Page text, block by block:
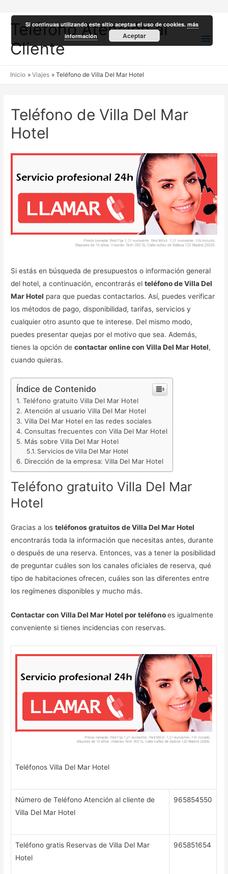
Teléfono Atención al
Cliente
Inicio Viajes Teléfono de Villa Del Mar Hotel
Teléfono de Villa Del Mar
Hotel
Si estás en búsqueda de presupuestos o información general
del hotel, a continuación, encontrarás elteléfono de Villa Del
Mar Hotel para que puedas contactarlos. Así, puedes verificar
los métodos de pago, disponibilidad, tarifas, servicios y
cualquier otro asunto que te interese. Del mismo modo,
puedes presentar quejas por el motivo que sea. Además,
tienes la opción decontactar online con Villa Del Mar Hotel,
cuando quieras.
Índice de Contenido
Teléfono gratuito Villa Del Mar Hotel
Atención al usuario Villa Del Mar Hotel
Villa Del Mar Hotel en las redes sociales
Consultas frecuentes con Villa Del Mar Hotel
Más sobre Villa Del Mar Hotel
Servicios de Villa Del Mar Hotel
Dirección de la empresa: Villa Del Mar Hotel
Teléfono gratuito Villa Del Mar
Hotel
Gracias a losteléfonos gratuitos de Villa Del Mar Hotel
encontrarás toda la información que necesitas antes, durante
o después de una reserva. Entonces, vas a tener la posibilidad
de preguntar cuáles son los canales oficiales de reserva, qué
tipo de habitaciones ofrecen, cuáles son las diferentes entre
los regímenes disponibles y mucho más.
Contactar con Villa Del Mar Hotel por teléfonoes igualmente
conveniente si tienes incidencias con reservas.
Teléfonos Villa Del Mar Hotel
Número de Teléfono Atención al cliente de
Villa Del Mar Hotel
965854550
Teléfono gratis Reservas de Villa Del Mar
Hotel
965851654
Si continuas utilizando este sitio aceptas el uso de cookies.más
información
Aceptar